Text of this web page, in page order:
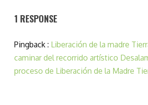
1 RESPONSE
Pingback : Liberación de la madre
caminar del recorrido artístico
proceso de Liberación de la Madre